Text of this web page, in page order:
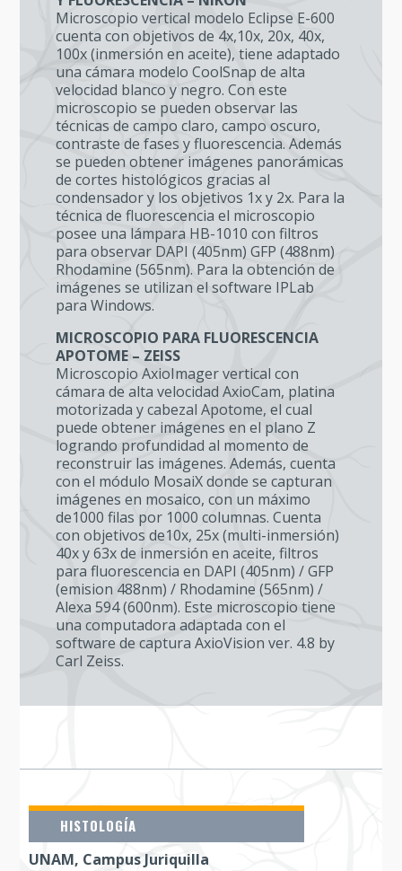
Microscopio vertical modelo Eclipse E-600
cuenta con objetivos de 4x,10x, 20x, 40x,
100x (inmersión en aceite), tiene adaptado
una cámara modelo CoolSnap de alta
velocidad blanco y negro. Con este
microscopio se pueden observar las
técnicas de campo claro, campo oscuro,
contraste de fases y fluorescencia. Además
se pueden obtener imágenes panorámicas
de cortes histológicos gracias al
condensador y los objetivos 1x y 2x. Para la
técnica de fluorescencia el microscopio
posee una lámpara HB-1010 con filtros
para observar DAPI (405nm) GFP (488nm)
Rhodamine (565nm). Para la obtención de
imágenes se utilizan el software IPLab
para Windows.
MICROSCOPIO PARA FLUORESCENCIA
APOTOME – ZEISS
Microscopio AxioImager vertical con
cámara de alta velocidad AxioCam, platina
motorizada y cabezal Apotome, el cual
puede obtener imágenes en el plano Z
logrando profundidad al momento de
reconstruir las imágenes. Además, cuenta
con el módulo MosaiX donde se capturan
imágenes en mosaico, con un máximo
de1000 filas por 1000 columnas. Cuenta
con objetivos de10x, 25x (multi-inmersión)
40x y 63x de inmersión en aceite, filtros
para fluorescencia en DAPI (405nm) / GFP
(emision 488nm) / Rhodamine (565nm) /
Alexa 594 (600nm). Este microscopio tiene
una computadora adaptada con el
software de captura AxioVision ver. 4.8 by
Carl Zeiss.
HISTOLOGÍA
UNAM, Campus Juriquilla